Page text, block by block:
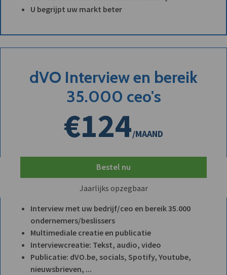
U begrijpt uw markt beter
dVO Interview en bereik
35.000 ceo's
€124/MAAND
Bestel nu
Jaarlijks opzegbaar
Interview met uw bedrijf/ceo en bereik 35.000
ondernemers/beslissers
Multimediale creatie en publicatie
Interviewcreatie: Tekst, audio, video
Publicatie: dVO.be, socials, Spotify, Youtube,
nieuwsbrieven, ...